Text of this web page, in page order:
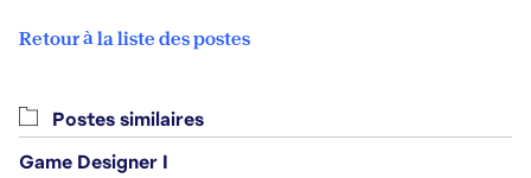
Retour à la liste des postes
Postes similaires
Game Designer I